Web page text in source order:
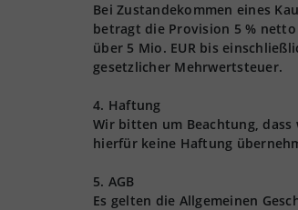
Bei Zustandekommen eines
betragt die Provision 5 %
über 5 Mio. EUR bis
gesetzlicher Mehrwertsteuer.
4. Haftung
Wir bitten um Beachtung,
hierfür keine Haftung
5. AGB
Es gelten die Allgemeinen